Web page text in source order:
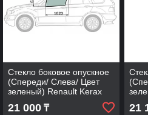
Стекло боковое опускное
(Спереди/ Слева/ Цвет
зеленый) Renault Kerax
21 000₸ 21